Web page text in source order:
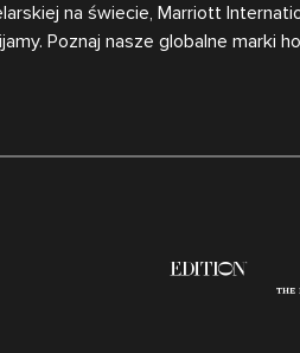
na świecie, Marriott
Poznaj nasze globalne marki